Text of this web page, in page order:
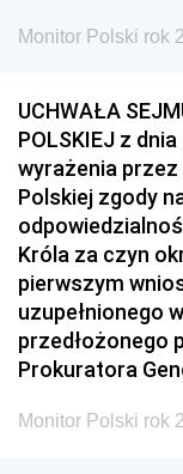
Monitor Polski rok
UCHWAŁA
POLSKIEJ z
wyrażenia
Polskiej zgody
Króla za czyn
pierwszym
uzupełnionego
przedłożonego
Prokuratora
Monitor Polski rok